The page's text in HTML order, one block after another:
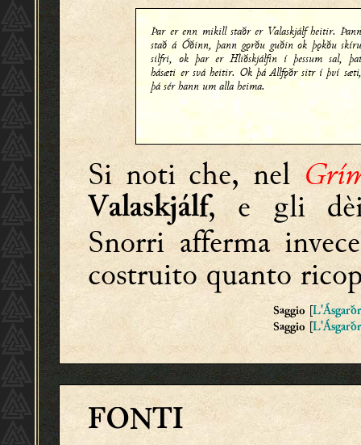
Þar er enn mikill staðr er Valaskjálf heitir.
stað á Óðinn, þann gǫrðu guðin ok þǫkðu
silfri, ok þar er Hliðskjálfin í þessum sal,
hásæti er svá heitir. Ok þá Allfǫðr sitr í því
þá sér hann um alla heima.
Si noti che, nel
Valaskjálf, e gli dèi
Snorri afferma
costruito quanto
Saggio [
Saggio [
FONTI